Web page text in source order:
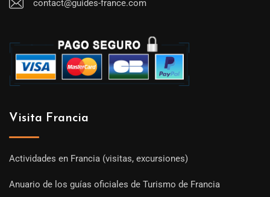
contact@guides-france.com
Visita Francia
Actividades en Francia (visitas, excursiones)
Anuario de los guías oficiales de Turismo de Francia